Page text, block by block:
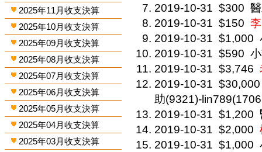
2025年11月收支決算
2025年10月收支決算
2025年09月收支決算
2025年08月收支決算
2025年07月收支決算
2025年06月收支決算
2025年05月收支決算
2025年04月收支決算
2025年03月收支決算
2019-10-31 $300
2019-10-31 $150
2019-10-31 $1,000
2019-10-31 $590
2019-10-31 $3,746
2019-10-31 $30,000
助(9321)-
2019-10-31 $1,200
2019-10-31 $2,000
2019-10-31 $1,000